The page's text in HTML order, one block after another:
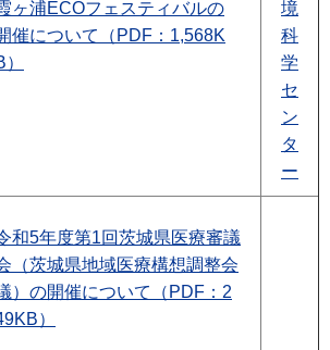
ヶ浦ECOフェスティバルの
催について（PDF：1,568K
）
境
科
学
セ
ン
タ
ー
和5年度第1回茨城県医療審議
（茨城県地域医療構想調整会
）の開催について（PDF：2
）